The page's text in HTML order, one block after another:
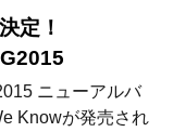
定！
ニューアルバ
Knowが発売され